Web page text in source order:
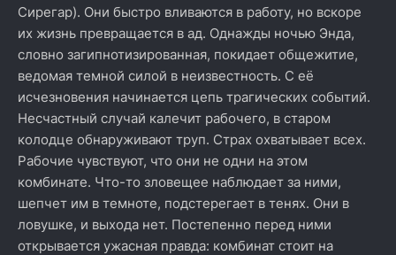
Сирегар). Они быстро вливаются в работу, но вскоре
их жизнь превращается в ад. Однажды ночью Энда,
словно загипнотизированная, покидает общежитие,
ведомая темной силой в неизвестность. С её
исчезновения начинается цепь трагических событий.
Несчастный случай калечит рабочего, в старом
колодце обнаруживают труп. Страх охватывает всех.
Рабочие чувствуют, что они не одни на этом
комбинате. Что-то зловещее наблюдает за ними,
шепчет им в темноте, подстерегает в тенях. Они в
ловушке, и выхода нет. Постепенно перед ними
открывается ужасная правда: комбинат стоит на